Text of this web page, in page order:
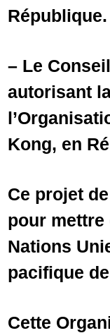
République.
– Le
autorisant
Kong, en
Ce projet
pour mettre
Nations
pacifique
Cette